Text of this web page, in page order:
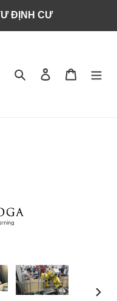
ĐỊNH CƯ
Tìm kiếmĐăng nhậpGiỏ hàng